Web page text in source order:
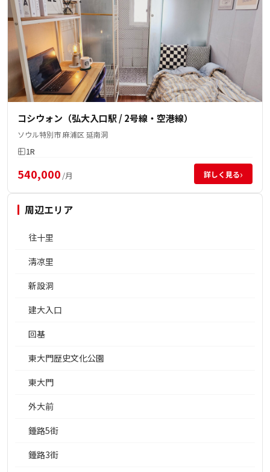
コシウォン（弘大入口駅 / 2号線・空港線）
ソウル特別市 麻浦区 延南洞
1R
540,000 /月 詳しく見る›
周辺エリア
往十里
淸凉里
新設洞
建大入口
回基
東大門歴史文化公園
東大門
外大前
鍾路5街
鍾路3街